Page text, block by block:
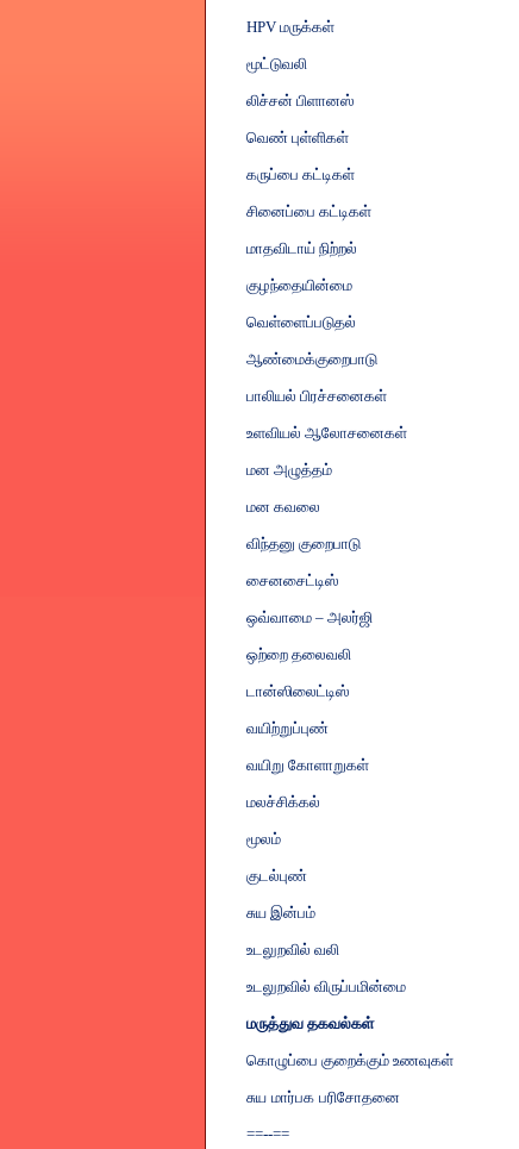
HPV மருக்கள்
மூட்டுவலி
லிச்சன் பிளானஸ்
வெண் புள்ளிகள்
கருப்பை கட்டிகள்
சினைப்பை கட்டிகள்
மாதவிடாய் நிற்றல்
குழந்தையின்மை
வெள்ளைப்படுதல்
ஆண்மைக்குறைபாடு
பாலியல் பிரச்சனைகள்
உளவியல் ஆலோசனைகள்
மன அழுத்தம்
மன கவலை
விந்தனு குறைபாடு
சைனசைட்டிஸ்
ஒவ்வாமை – அலர்ஜி
ஒற்றை தலைவலி
டான்ஸிலைட்டிஸ்
வயிற்றுப்புண்
வயிறு கோளாறுகள்
மலச்சிக்கல்
மூலம்
குடல்புண்
சுய இன்பம்
உடலுறவில் வலி
உடலுறவில் விருப்பமின்மை
மருத்துவ தகவல்கள்
கொழுப்பை குறைக்கும் உணவுகள்
சுய மார்பக பரிசோதனை
==--==